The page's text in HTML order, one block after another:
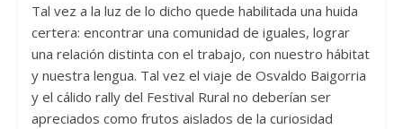
Tal vez a la luz de lo dicho quede habilitada una huida
certera: encontrar una comunidad de iguales, lograr
una relación distinta con el trabajo, con nuestro hábitat
y nuestra lengua. Tal vez el viaje de Osvaldo Baigorria
y el cálido rally del Festival Rural no deberían ser
apreciados como frutos aislados de la curiosidad